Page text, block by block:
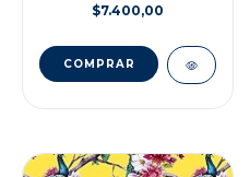
$7.400,00